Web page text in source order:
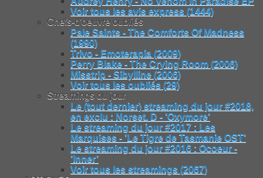
Voir tous les avis express (1444)
Chefs-d'oeuvre oubliés
Pale Saints - The Comforts Of Madness
(1990)
Trivo - Emoterapia (2009)
Perry Blake - The Crying Room (2006)
Misstrip - Sibylline (2006)
Voir tous les oubliés (29)
Streamings du jour
Le (tout dernier) streaming du jour #2018,
en exclu : Norset. D - ’Oxymore’
Le streaming du jour #2017 : Les
Marquises - ’Le Tigre de Tasmanie OST’
Le streaming du jour #2016 : Ocoeur -
’Inner’
Voir tous les streamings (2067)